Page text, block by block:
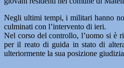
Negli ultimi tempi, i militari hanno
culminati con l’intervento di ieri.
Nel corso del controllo, l’uomo si è
per il reato di guida in stato di
ulteriormente la sua posizione